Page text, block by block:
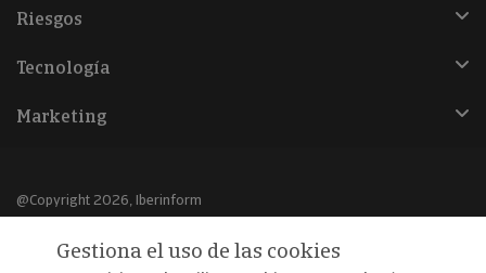
Riesgos
Tecnología
Marketing
@Copyright 2026, Iberinform
Aviso legalGestiona el uso de las cookies